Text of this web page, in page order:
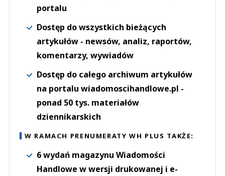
portalu
Dostęp do wszystkich bieżących
artykułów - newsów, analiz, raportów,
komentarzy, wywiadów
Dostęp do całego archiwum artykułów
na portalu wiadomoscihandlowe.pl -
ponad 50 tys. materiałów
dziennikarskich
W RAMACH PRENUMERATY WH PLUS TAKŻE:
6 wydań magazynu Wiadomości
Handlowe w wersji drukowanej i e-